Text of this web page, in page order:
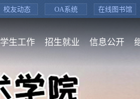
校友动态 OA系统 在线图书馆
学生工作 招生就业 信息公开